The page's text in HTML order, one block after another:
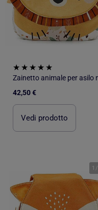
42,50 €
Vedi prodotto
1 /